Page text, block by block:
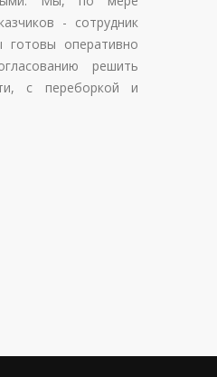
- сотрудник
готовы оперативно
решить
с переборкой и